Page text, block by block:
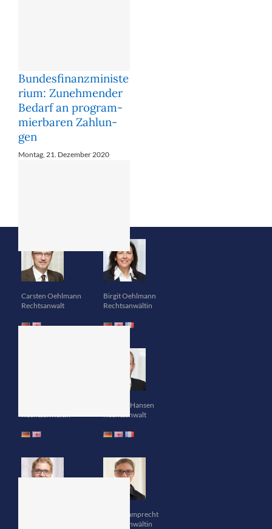
Carsten Oehlmann
Rechtsanwalt
Birgit Oehlmann
Rechtsanwältin
Thomas Hansen
Rechtsanwalt
Ulrike Lamprecht
Rechtsanwältin